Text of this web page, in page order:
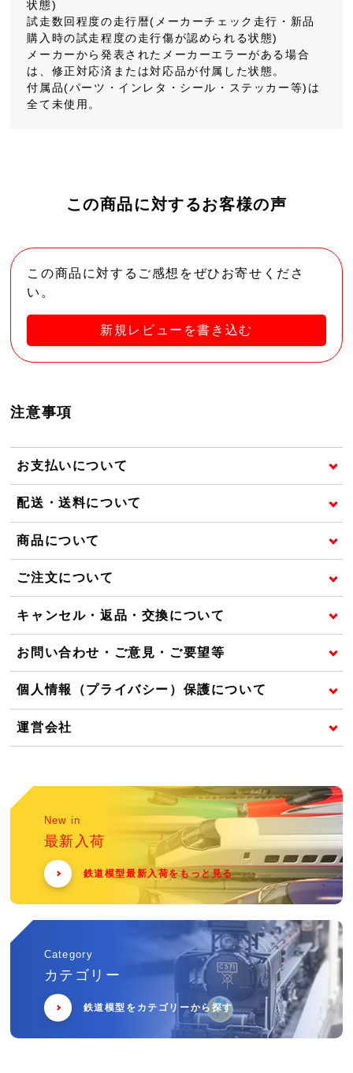
状態)
試走数回程度の走行暦(メーカーチェック走行・新品
購入時の試走程度の走行傷が認められる状態)
メーカーから発表されたメーカーエラーがある場合
は、修正対応済または対応品が付属した状態。
付属品(パーツ・インレタ・シール・ステッカー等)は
全て未使用。
この商品に対するお客様の声
この商品に対するご感想をぜひお寄せくださ
い。
新規レビューを書き込む
注意事項
お支払いについて
配送・送料について
商品について
ご注文について
キャンセル・返品・交換について
お問い合わせ・ご意見・ご要望等
個人情報（プライバシー）保護について
運営会社
New in
最新入荷
鉄道模型最新入荷をもっと見る
Category
カテゴリー
鉄道模型をカテゴリーから探す